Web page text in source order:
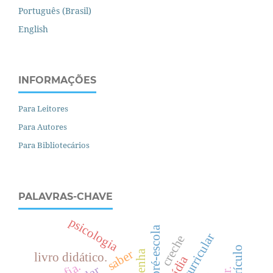
Português (Brasil)
English
INFORMAÇÕES
Para Leitores
Para Autores
Para Bibliotecários
PALAVRAS-CHAVE
saber
livro didático. pré-escolacreche
psicologia